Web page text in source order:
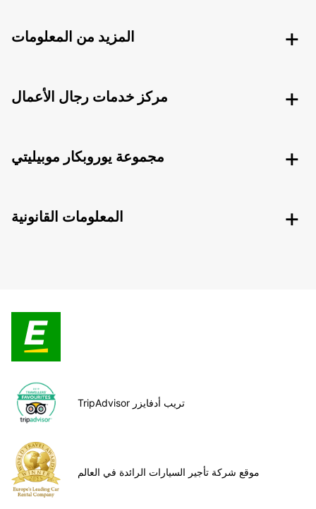
المزيد من المعلومات
مركز خدمات رجال الأعمال
مجموعة يوروبكار موبيليتي
المعلومات القانونية
TripAdvisor تريب أدفايزر
موقع شركة تأجير السيارات الرائدة في العالم